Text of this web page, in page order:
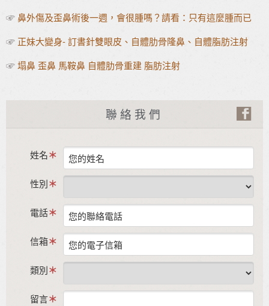
☞鼻外傷及歪鼻術後一週，會很腫嗎？請看：只有這麼腫而已
☞ 正妹大變身- 訂書針雙眼皮、自體肋骨隆鼻、自體脂肪注射
☞塌鼻 歪鼻 馬鞍鼻 自體肋骨重建 脂肪注射
聯絡我們
姓名
性別
電話
信箱
類別
留言